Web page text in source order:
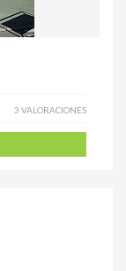
3 VALORACIONES